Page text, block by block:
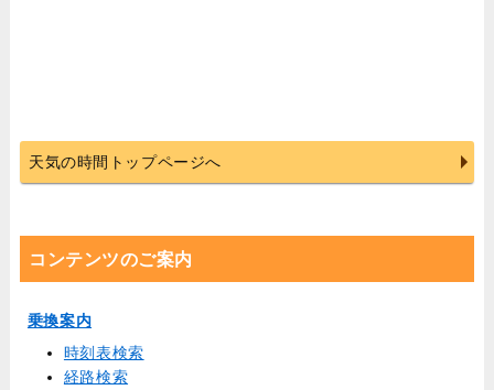
天気の時間トップページへ
コンテンツのご案内
乗換案内
時刻表検索
経路検索